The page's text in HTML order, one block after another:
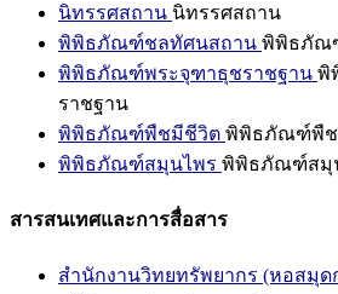
นิทรรศสถาน นิทรรศสถาน
พิพิธภัณฑ์ชลทัศนสถาน พิพิธภัณ
พิพิธภัณฑ์พระจุฑาธุชราชฐาน พิ
ราชฐาน
พิพิธภัณฑ์พืชมีชีวิต พิพิธภัณฑ์พืช
พิพิธภัณฑ์สมุนไพร พิพิธภัณฑ์สมุ
สารสนเทศและการสื่อสาร
สำนักงานวิทยทรัพยากร (หอสมุด